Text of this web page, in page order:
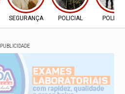
SEGURANÇA POLICIAL
PUBLICIDADE